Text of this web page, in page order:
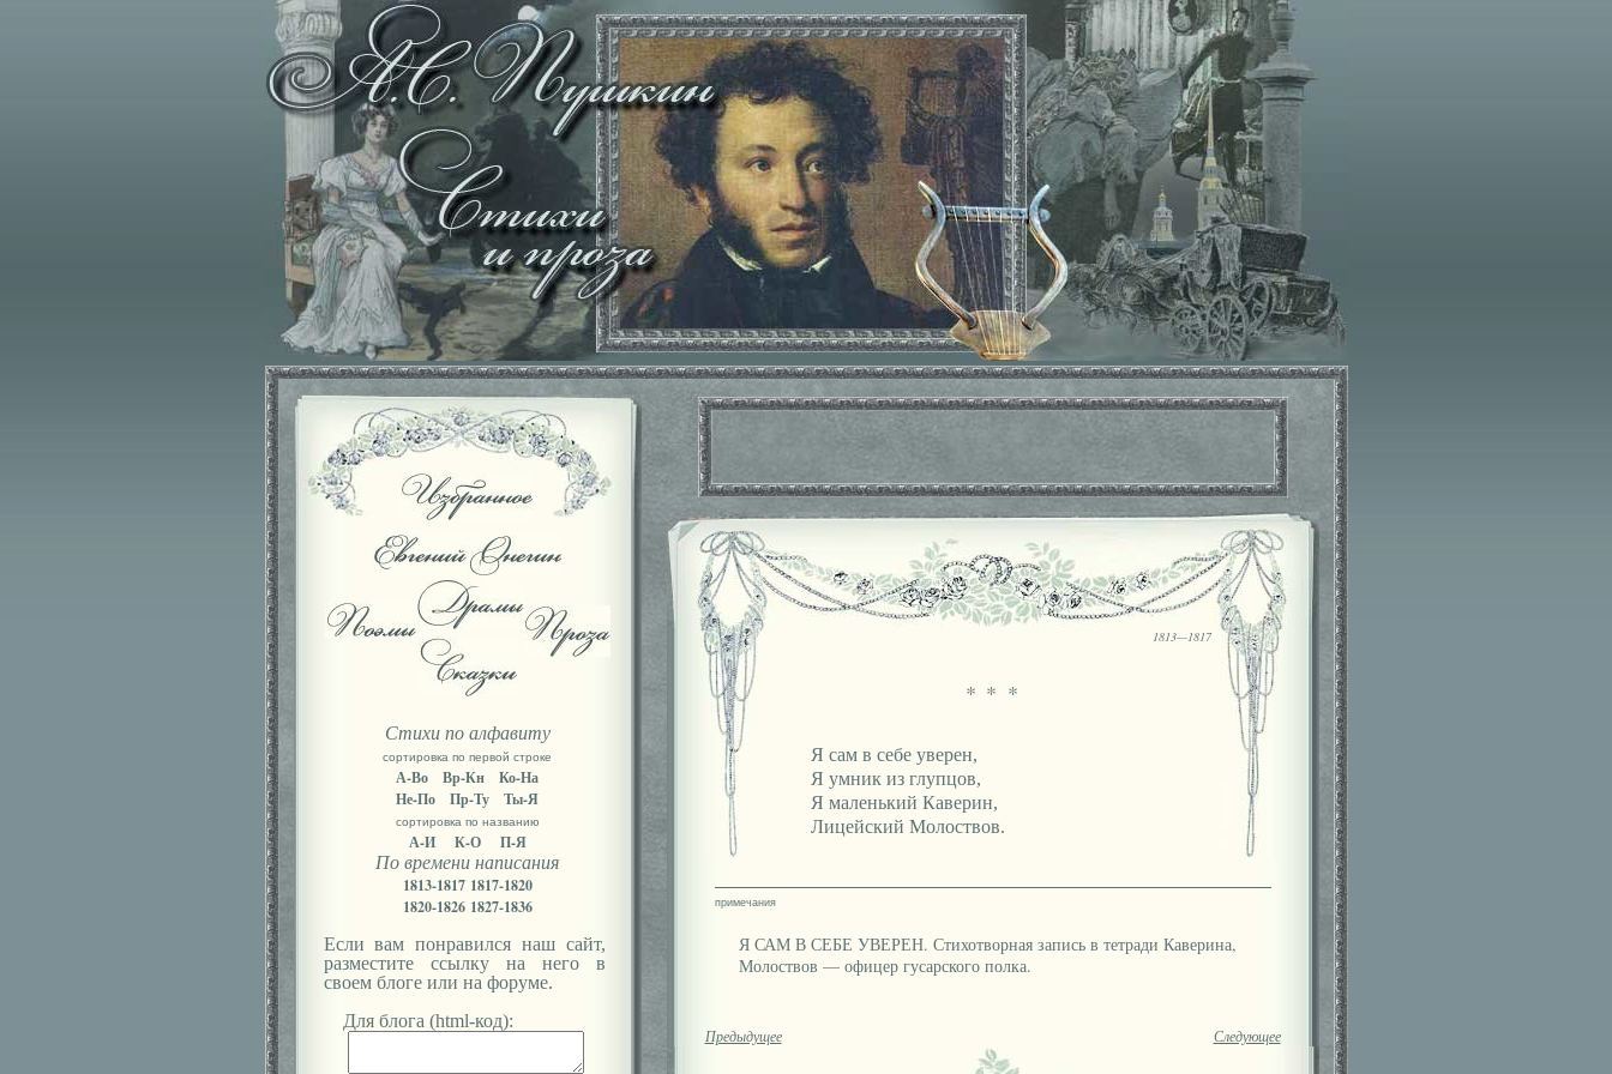
Стихи по алфавиту
сортировка по первой строке
А-Во Вр-Кн
Ко-На
Не-По
Пр-Ту Ты-Я
сортировка по названию
А-И К-О
П-Я
По времени написания
1813-1817 1817-1820
1820-1826 1827-1836
Если вам понравился наш сайт,
разместите ссылку на него в
своем блоге или на форуме.
Для блога (html-код):
1813—1817
* * *
Я сам в себе уверен,
Я умник из глупцов,
Я маленький Каверин,
Лицейский Молоствов.
Я САМ В СЕБЕ УВЕРЕН. Стихотворная запись в тетради Каверина,
Молоствов — офицер гусарского полка.
Предыдущее Следующее